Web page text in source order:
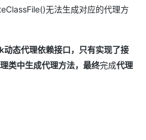
无法生成对应的代理方
态代理依赖接口，只有实现了接
类中生成代理方法，最终完成代理